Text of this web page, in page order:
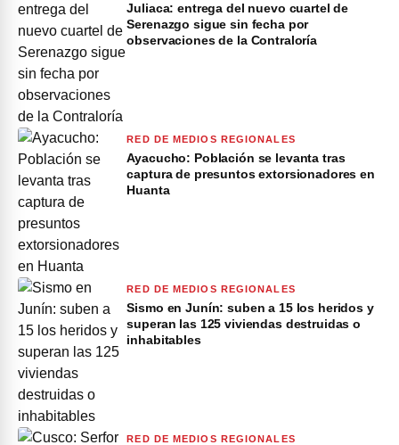
Juliaca: entrega del nuevo cuartel de
Serenazgo sigue sin fecha por
observaciones de la Contraloría
RED DE MEDIOS REGIONALES
Ayacucho: Población se levanta tras
captura de presuntos extorsionadores en
Huanta
RED DE MEDIOS REGIONALES
Sismo en Junín: suben a 15 los heridos y
superan las 125 viviendas destruidas o
inhabitables
RED DE MEDIOS REGIONALES